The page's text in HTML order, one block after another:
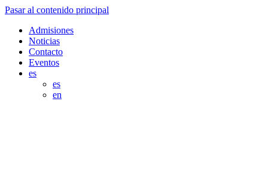
Pasar al contenido principal
Admisiones
Noticias
Contacto
Eventos
es
es
en